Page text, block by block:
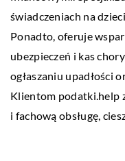
świadczeniach na
Ponadto, oferuje
ubezpieczeń i kas
ogłaszaniu upadłości
Klientom podatki.help
i fachową obsługę,